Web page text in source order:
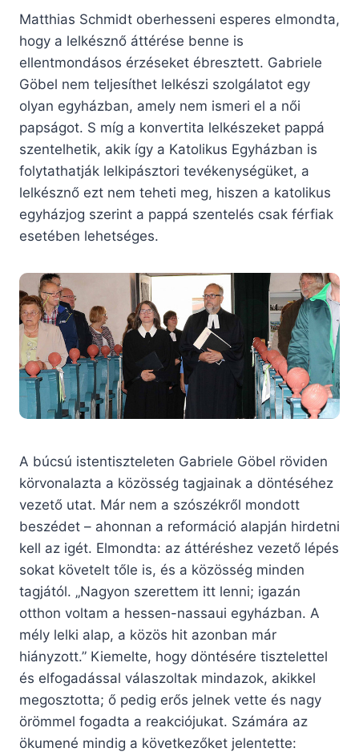
Matthias Schmidt oberhesseni esperes elmondta,
hogy a lelkésznő áttérése benne is
ellentmondásos érzéseket ébresztett. Gabriele
Göbel nem teljesíthet lelkészi szolgálatot egy
olyan egyházban, amely nem ismeri el a női
papságot. S míg a konvertita lelkészeket pappá
szentelhetik, akik így a Katolikus Egyházban is
folytathatják lelkipásztori tevékenységüket, a
lelkésznő ezt nem teheti meg, hiszen a katolikus
egyházjog szerint a pappá szentelés csak férfiak
esetében lehetséges.
A búcsú istentiszteleten Gabriele Göbel röviden
körvonalazta a közösség tagjainak a döntéséhez
vezető utat. Már nem a szószékről mondott
beszédet – ahonnan a reformáció alapján hirdetni
kell az igét. Elmondta: az áttéréshez vezető lépés
sokat követelt tőle is, és a közösség minden
tagjától. „Nagyon szerettem itt lenni; igazán
otthon voltam a hessen-nassaui egyházban. A
mély lelki alap, a közös hit azonban már
hiányzott.” Kiemelte, hogy döntésére tisztelettel
és elfogadással válaszoltak mindazok, akikkel
megosztotta; ő pedig erős jelnek vette és nagy
örömmel fogadta a reakciójukat. Számára az
ökumené mindig a következőket jelentette: